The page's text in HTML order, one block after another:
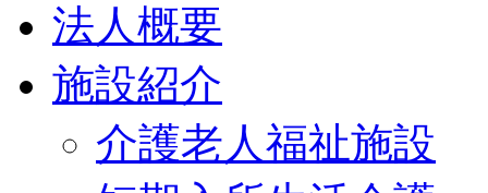
法人概要
施設紹介
介護老人福祉施設